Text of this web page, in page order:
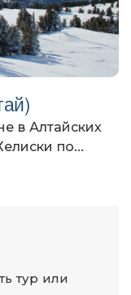
в Алтайских
по...
тур или